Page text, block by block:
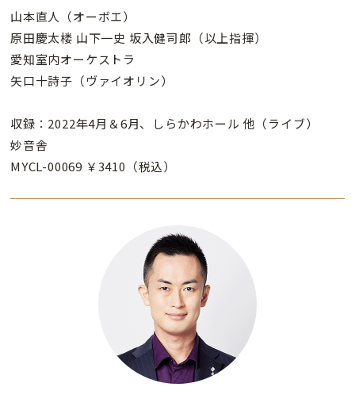
山本直人（オーボエ）
原田慶太楼 山下一史 坂入健司郎（以上指揮）
愛知室内オーケストラ
矢口十詩子（ヴァイオリン）
収録：2022年4月＆6月、しらかわホール 他（ライブ）
妙音舎
MYCL-00069 ￥3410（税込）